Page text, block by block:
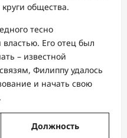
общества.
тесно
Его отец был
– известной
Филиппу удалось
и начать свою
Должность